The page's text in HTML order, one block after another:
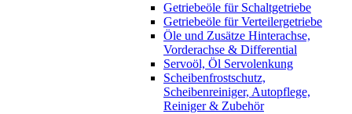
Getriebeöle für Schaltgetriebe
Getriebeöle für Verteilergetriebe
Öle und Zusätze Hinterachse,
Vorderachse & Differential
Servoöl, Öl Servolenkung
Scheibenfrostschutz,
Scheibenreiniger, Autopflege,
Reiniger & Zubehör